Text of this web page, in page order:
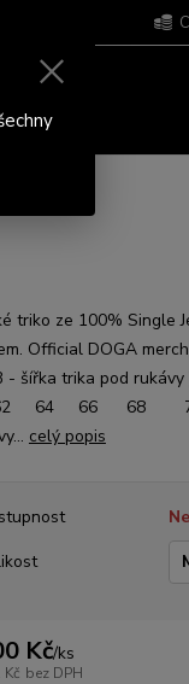
triko ze 100% Single
Official DOGA
B - šířka trika
64 66 68
celý popis
Kč/ks
Kč bez DPH